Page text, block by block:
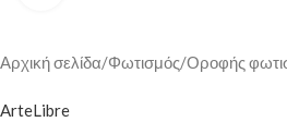
Αρχική σελίδα/Φωτισμός/Οροφής
ArteLibre